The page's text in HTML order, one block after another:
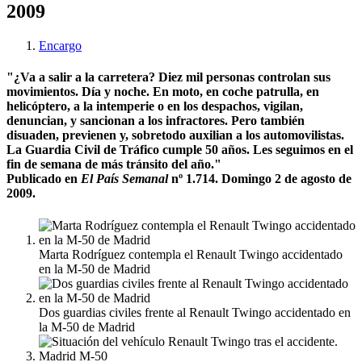
2009
Encargo
"¿Va a salir a la carretera? Diez mil personas controlan sus
movimientos. Día y noche. En moto, en coche patrulla, en
helicóptero, a la intemperie o en los despachos, vigilan,
denuncian, y sancionan a los infractores. Pero también
disuaden, previenen y, sobretodo auxilian a los automovilistas.
La Guardia Civil de Tráfico cumple 50 años. Les seguimos en el
fin de semana de más tránsito del año."
Publicado en El País Semanalnº 1.714. Domingo 2 de agosto de
2009.
Marta Rodríguez contempla el Renault Twingo accidentado
en la M-50 de Madrid
Dos guardias civiles frente al Renault Twingo accidentado en
la M-50 de Madrid